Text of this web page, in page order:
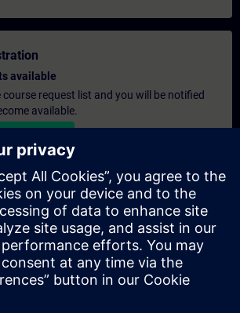
available
request list and you will be notified
available.
list price quotation for this training, for
department, then please click the
need to provide some personal details and
will be emailed to you.